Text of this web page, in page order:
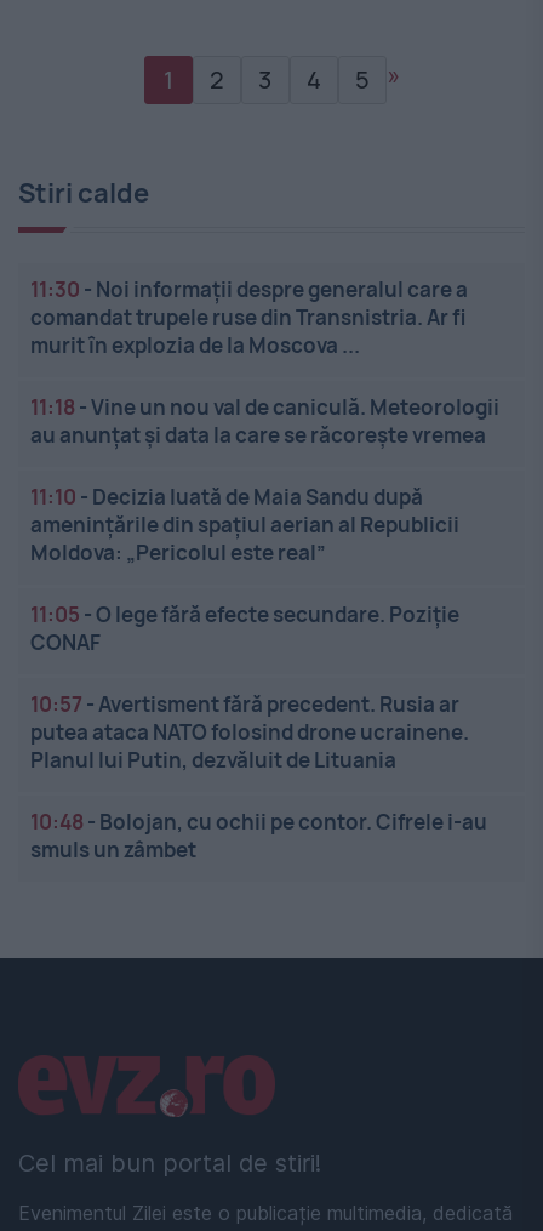
1 2 3 4 5 »
Stiri calde
11:30 - Noi informații despre generalul care a
comandat trupele ruse din Transnistria. Ar fi
murit în explozia de la Moscova ...
11:18 -Vine un nou val de caniculă. Meteorologii
au anunțat și data la care se răcorește vremea
11:10 - Decizia luată de Maia Sandu după
amenințările din spațiul aerian al Republicii
Moldova: „Pericolul este real”
11:05 -O lege fără efecte secundare. Poziție
CONAF
10:57 -Avertisment fără precedent. Rusia ar
putea ataca NATO folosind drone ucrainene.
Planul lui Putin, dezvăluit de Lituania
10:48 - Bolojan, cu ochii pe contor. Cifrele i-au
smuls un zâmbet
Cel mai bun portal de stiri!
Evenimentul Zilei este o publicație multimedia, dedicată
Linkuri utile